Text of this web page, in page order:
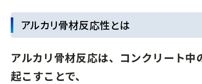
アルカリ骨材反応性とは
アルカリ骨材反応は、コンクリート
起こすことで、